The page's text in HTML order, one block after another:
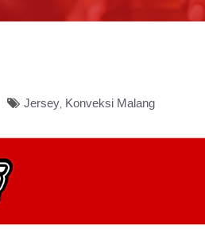
Jersey, Konveksi Malang